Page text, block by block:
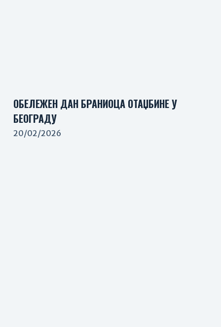
ОБЕЛЕЖЕН ДАН БРАНИОЦА ОТАЏБИНЕ У
БЕОГРАДУ
20/02/2026